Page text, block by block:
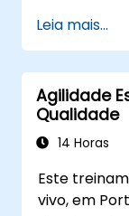
IA.
geração
Avaliar
correza
Leia mais...
Agilidade
Qualidade
14 Horas
Este
vivo, em